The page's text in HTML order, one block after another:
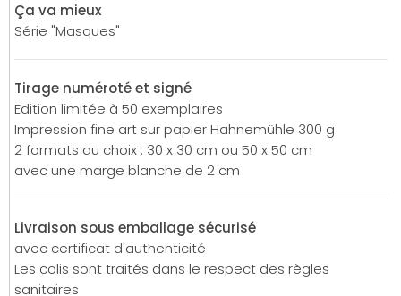
Ça va mieux
Série "Masques"
Tirage numéroté et signé
Edition limitée à 50 exemplaires
Impression fine art sur papier Hahnemühle 300 g
2 formats au choix : 30 x 30 cm ou 50 x 50 cm
avec une marge blanche de 2 cm
Livraison sous emballage sécurisé
avec certificat d'authenticité
Les colis sont traités dans le respect des règles
sanitaires